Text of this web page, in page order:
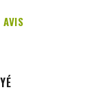
AVIS